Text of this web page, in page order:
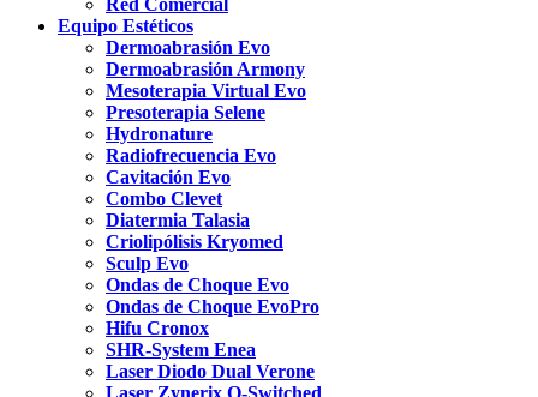
Red Comercial
Equipo Estéticos
Dermoabrasión Evo
Dermoabrasión Armony
Mesoterapia Virtual Evo
Presoterapia Selene
Hydronature
Radiofrecuencia Evo
Cavitación Evo
Combo Clevet
Diatermia Talasia
Criolipólisis Kryomed
Sculp Evo
Ondas de Choque Evo
Ondas de Choque EvoPro
Hifu Cronox
SHR-System Enea
Laser Diodo Dual Verone
Laser Zynerix Q-Switched